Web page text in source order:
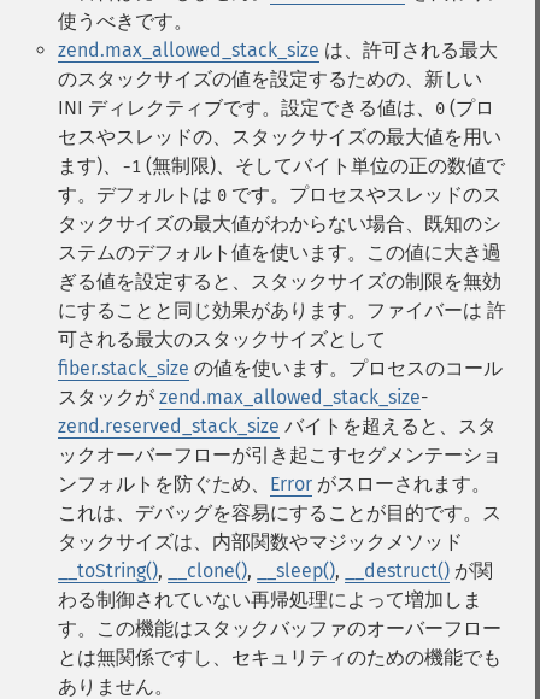
使うべきです。
zend.max_allowed_stack_size は、許可される最大
のスタックサイズの値を設定するための、新しい
INI ディレクティブです。設定できる値は、
0 (プロ
セスやスレッドの、スタックサイズの最大値を用い
ます)、
-1 (無制限)、そしてバイト単位の正の数値で
す。デフォルトは 0 です。プロセスやスレッドのス
タックサイズの最大値がわからない場合、既知のシ
ステムのデフォルト値を使います。この値に大き過
ぎる値を設定すると、スタックサイズの制限を無効
にすることと同じ効果があります。ファイバーは 許
可される最大のスタックサイズとして
fiber.stack_size の値を使います。プロセスのコール
スタックが zend.max_allowed_stack_size-
zend.reserved_stack_size バイトを超えると、スタ
ックオーバーフローが引き起こすセグメンテーショ
ンフォルトを防ぐため、 Error がスローされます。
これは、デバッグを容易にすることが目的です。ス
タックサイズは、内部関数やマジックメソッド
__toString(), __clone(), __sleep(), __destruct() が関
わる制御されていない再帰処理によって増加しま
す。この機能はスタックバッファのオーバーフロー
とは無関係ですし、セキュリティのための機能でも
ありません。